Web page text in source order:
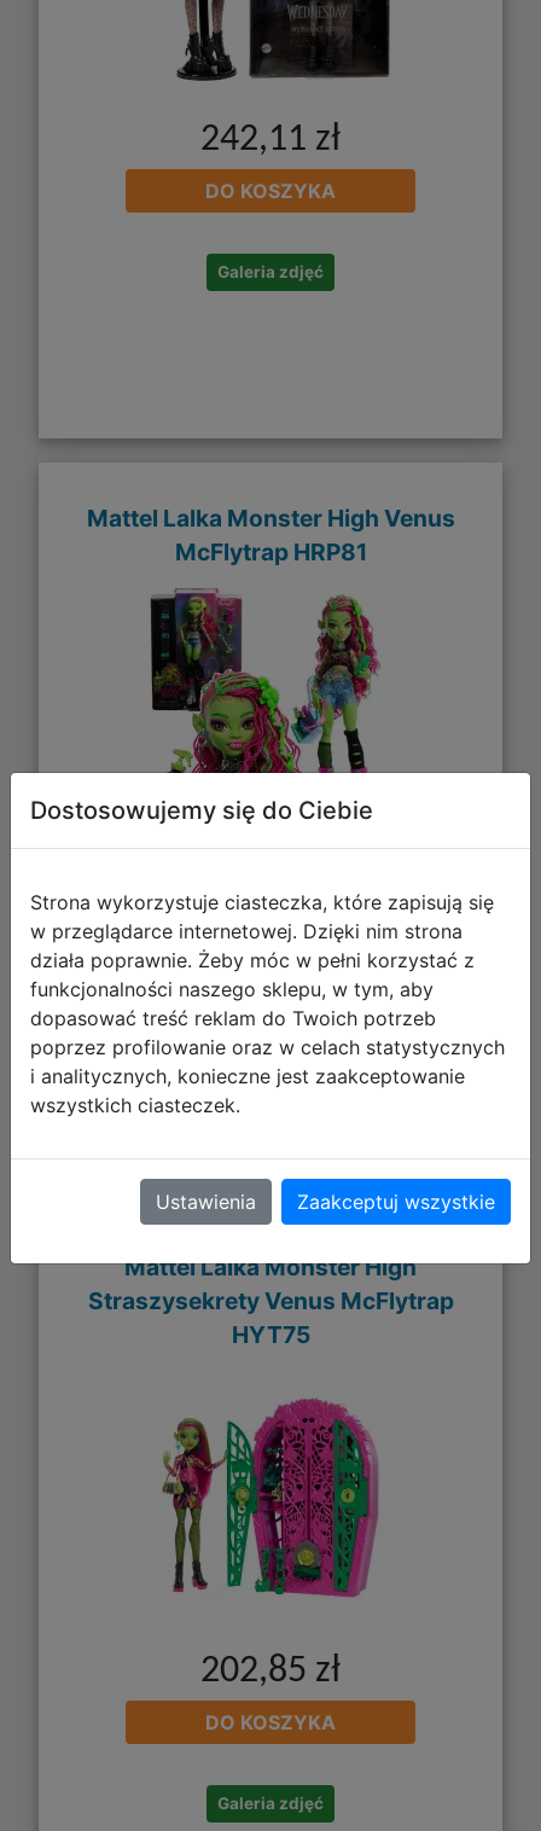
242,11 zł
DO KOSZYKA
Galeria zdjęć
Mattel Lalka Monster High Venus
McFlytrap HRP81
178,31 zł
DO KOSZYKA
Galeria zdjęć
Mattel Lalka Monster High
Straszysekrety Venus McFlytrap
HYT75
202,85 zł
DO KOSZYKA
Galeria zdjęć
Dostosowujemy się do Ciebie
Strona wykorzystuje ciasteczka, które zapisują się
w przeglądarce internetowej. Dzięki nim strona
działa poprawnie. Żeby móc w pełni korzystać z
funkcjonalności naszego sklepu, w tym, aby
dopasować treść reklam do Twoich potrzeb
poprzez profilowanie oraz w celach statystycznych
i analitycznych, konieczne jest zaakceptowanie
wszystkich ciasteczek.
Ustawienia Zaakceptuj wszystkie